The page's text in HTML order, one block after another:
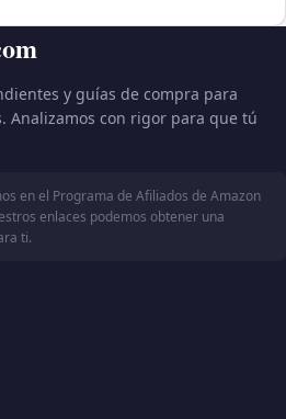
y guías de compra para
Analizamos con rigor para que tú
en el Programa de Afiliados de Amazon
enlaces podemos obtener una
ti.